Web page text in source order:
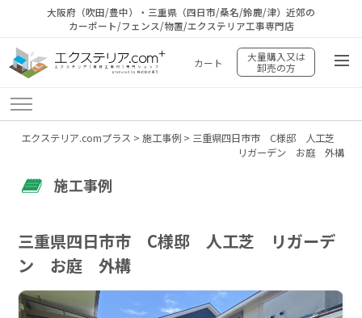
大阪府（吹田/豊中）・三重県（四日市/桑名/鈴鹿/津）近郊の
カーポート/フェンス/物置/エクステリア工事専門店
カート
大量購入又は
卸売の方
エクステリア.comプラス > 施工事例> 三重県四日市市 C様邸 人工芝
リガーデン お庭 外構
施工事例
三重県四日市市 C様邸 人工芝 リガーデ
ン お庭 外構